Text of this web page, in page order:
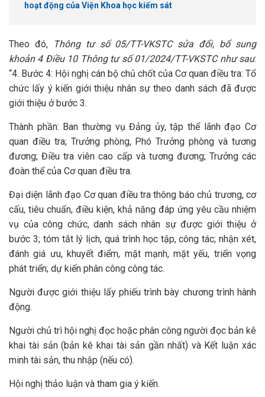
hoạt động của Viện Khoa học kiểm sát
Theo đó,
Thông tư số 05/TT-VKSTC sửa đổi, bổ sung
khoản 4 Điều 10 Thông tư số 01/2024/TT-VKSTC như sau:
“4. Bước 4: Hội nghị cán bộ chủ chốt của Cơ quan điều tra: Tổ
chức lấy ý kiến giới thiệu nhân sự theo danh sách đã được
giới thiệu ở bước 3.
Thành phần: Ban thường vụ Đảng ủy, tập thể lãnh đạo Cơ
quan điều tra; Trưởng phòng, Phó Trưởng phòng và tương
đương; Điều tra viên cao cấp và tương đương; Trưởng các
đoàn thể của Cơ quan điều tra.
Đại diện lãnh đạo Cơ quan điều tra thông báo chủ trương, cơ
cấu, tiêu chuẩn, điều kiện, khả năng đáp ứng yêu cầu nhiệm
vụ của công chức, danh sách nhân sự được giới thiệu ở
bước 3; tóm tắt lý lịch, quá trình học tập, công tác; nhận xét,
đánh giá ưu, khuyết điểm, mặt mạnh, mặt yếu, triển vọng
phát triển; dự kiến phân công công tác.
Người được giới thiệu lấy phiếu trình bày chương trình hành
động.
Người chủ trì hội nghị đọc hoặc phân công người đọc bản kê
khai tài sản (bản kê khai tài sản gần nhất) và Kết luận xác
minh tài sản, thu nhập (nếu có).
Hội nghị thảo luận và tham gia ý kiến.